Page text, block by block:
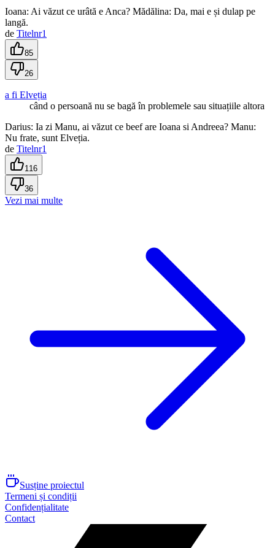
Ioana: Ai văzut ce urâtă e Anca? Mădălina: Da, mai e și dulap pe
langă.
de Titelnr1
85
26
a fi Elveția
când o persoană nu se bagă în problemele sau situațiile altora
Darius: Ia zi Manu, ai văzut ce beef are Ioana si Andreea? Manu:
Nu frate, sunt Elveția.
de Titelnr1
116
36
Vezi mai multe
Susține proiectul
Termeni și condiții
Confidențialitate
Contact